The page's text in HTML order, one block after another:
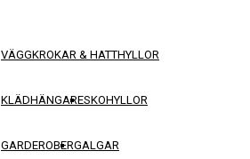
VÄGGKROKAR & HATTHYLLOR
KLÄDHÄNGARESKOHYLLOR
GARDEROBERGALGAR